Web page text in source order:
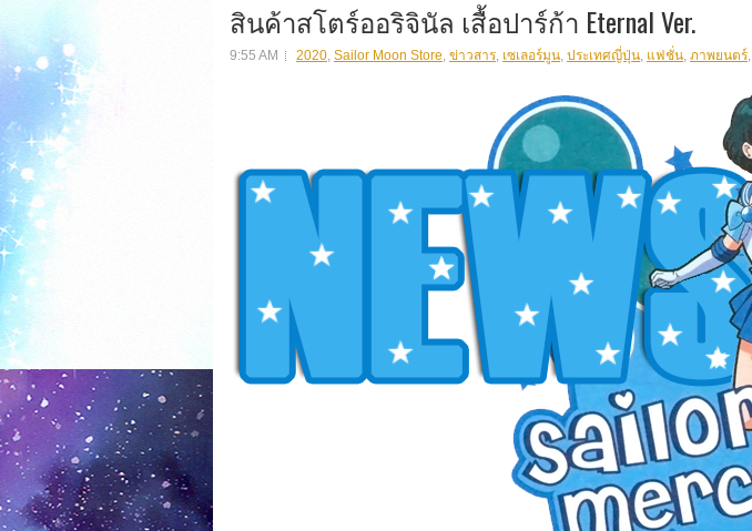
สินค้าสโตร์ออริจินัล เสื้อปาร์ก้า Eternal Ver.
9:55 AM 2020, Sailor Moon Store, ข่าวสาร, เซเลอร์มูน, ประเทศญี่ปุ่น, แฟชั่น, ภาพยนตร์,